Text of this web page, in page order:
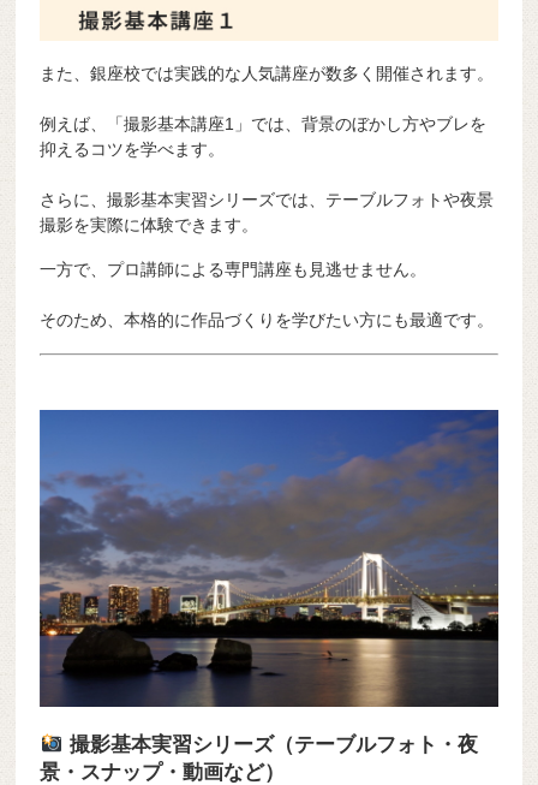
また、銀座校では実践的な人気講座が数多く開催されます。
例えば、「撮影基本講座1」では、背景のぼかし方やブレを
抑えるコツを学べます。
さらに、撮影基本実習シリーズでは、テーブルフォトや夜景
撮影を実際に体験できます。
一方で、プロ講師による専門講座も見逃せません。
そのため、本格的に作品づくりを学びたい方にも最適です。
撮影基本実習シリーズ（テーブルフォト・夜
景・スナップ・動画など）